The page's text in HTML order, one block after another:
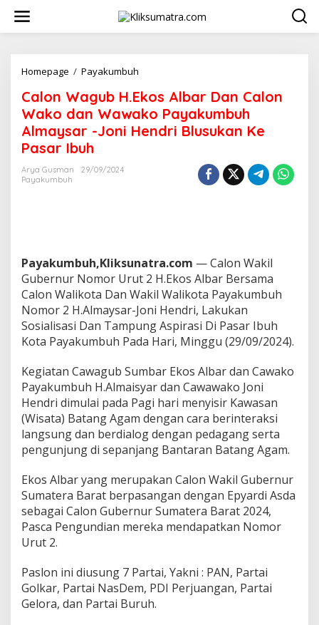
w
Homepage / Payakumbuh
l
o
n
W
s
A
l
b
a
r
D
n
C
a
l
o
n
W
a
o
d
a
W
a
k
o
P
Calon Wagub H.Ekos Albar Dan Calon
Wako dan Wawako Payakumbuh
Almaysar -Joni Hendri Blusukan Ke
Pasar Ibuh
Arya Gusman
29/09/2024
Payakumbuh
Payakumbuh,Kliksunatra.com — Calon Wakil
Gubernur Nomor Urut 2 H.Ekos Albar Bersama
Calon Walikota Dan Wakil Walikota Payakumbuh
Nomor 2 H.Almaysar-Joni Hendri, Lakukan
Sosialisasi Dan Tampung Aspirasi Di Pasar Ibuh
Kota Payakumbuh Pada Hari, Minggu (29/09/2024).
Kegiatan Cawagub Sumbar Ekos Albar dan Cawako
Payakumbuh H.Almaisyar dan Cawawako Joni
Hendri dimulai pada Pagi hari menyisir Kawasan
(Wisata) Batang Agam dengan cara berinteraksi
langsung dan berdialog dengan pedagang serta
pengunjung di sepanjang Bantaran Batang Agam.
Ekos Albar yang merupakan Calon Wakil Gubernur
Sumatera Barat berpasangan dengan Epyardi Asda
sebagai Calon Gubernur Sumatera Barat 2024,
Pasca Pengundian mereka mendapatkan Nomor
Urut 2.
Paslon ini diusung 7 Partai, Yakni : PAN, Partai
Golkar, Partai NasDem, PDI Perjuangan, Partai
Gelora, dan Partai Buruh.